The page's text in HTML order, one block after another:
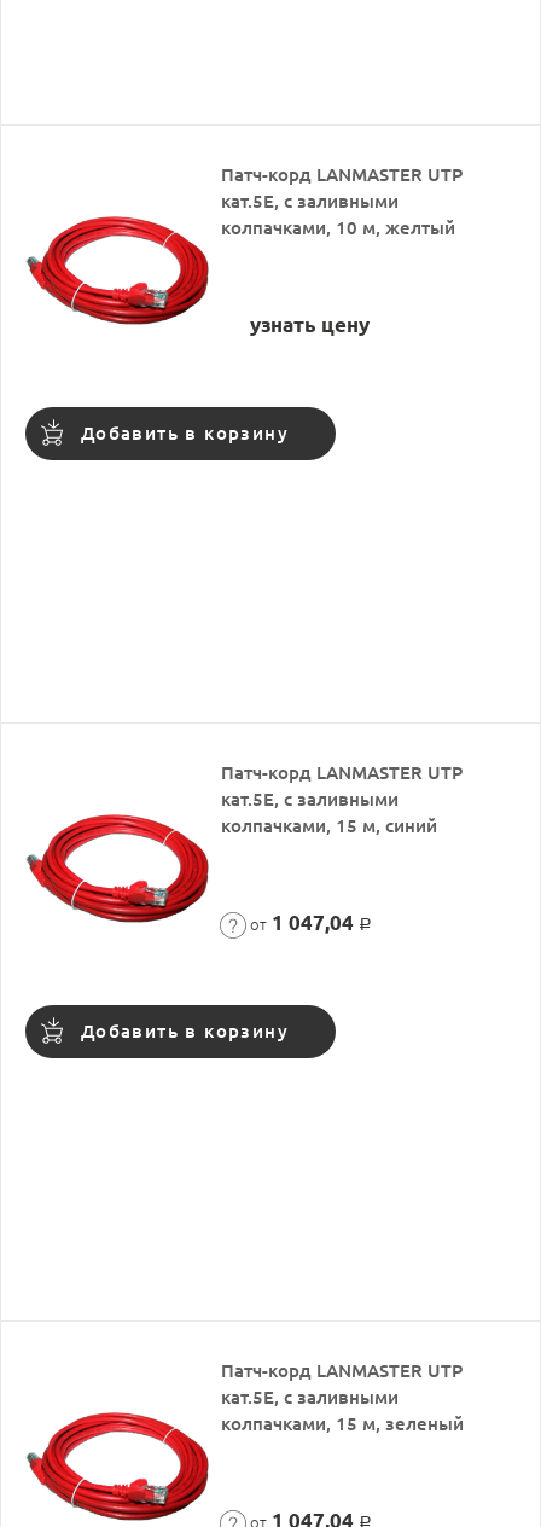
Патч-корд LANMASTER UTP
кат.5Е, с заливными
колпачками, 10 м, желтый
узнать цену
Добавить в корзину
Патч-корд LANMASTER UTP
кат.5Е, с заливными
колпачками, 15 м, синий
от 1 047,04 Р
Добавить в корзину
Патч-корд LANMASTER UTP
кат.5Е, с заливными
колпачками, 15 м, зеленый
от 1 047,04 Р